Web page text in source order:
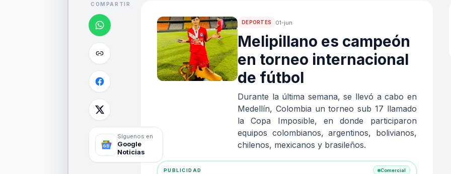
COMPARTIR
Síguenos en
Google
Noticias
DEPORTES 01-jun
Melipillano es campeón
en torneo internacional
de fútbol
Durante la última semana, se llevó a cabo en
Medellín, Colombia un torneo sub 17 llamado
la Copa Imposible, en donde participaron
equipos colombianos, argentinos, bolivianos,
chilenos, mexicanos y brasileños.
PUBLICIDAD Comercial